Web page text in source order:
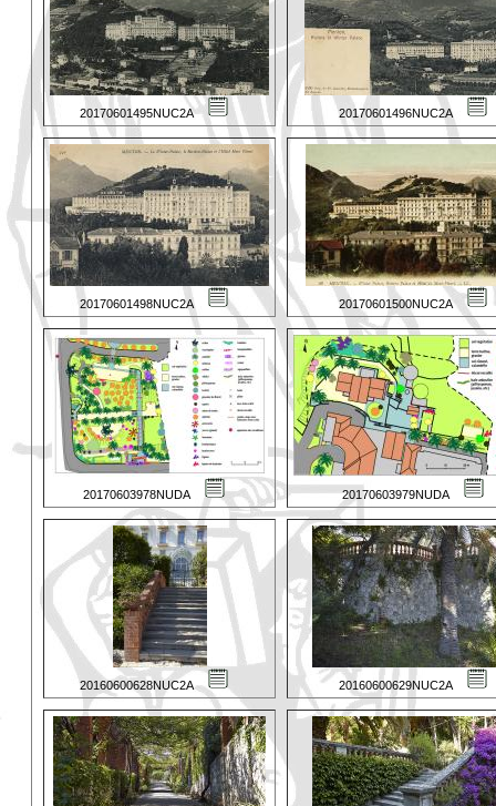
20170601495NUC2A 20170601496NUC2A
20170601498NUC2A 20170601500NUC2A
20170603978NUDA 20170603979NUDA
20160600628NUC2A 20160600629NUC2A